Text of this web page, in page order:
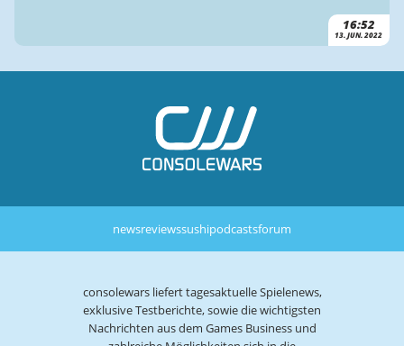
16:52
13. JUN. 2022
newsreviewssushipodcastsforum
consolewars liefert tagesaktuelle Spielenews,
exklusive Testberichte, sowie die wichtigsten
Nachrichten aus dem Games Business und